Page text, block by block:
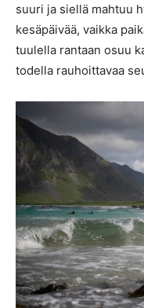
suuri ja siellä mahtuu
kesäpäivää, vaikka
tuulella rantaan osuu
todella rauhoittavaa